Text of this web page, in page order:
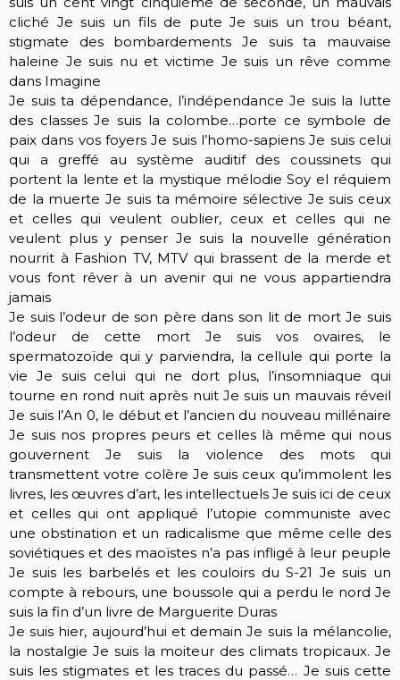
cliché Je suis un fils de pute Je suis un trou béant,
stigmate des bombardements Je suis ta mauvaise
haleine Je suis nu et victime Je suis un rêve comme
dans Imagine
Je suis ta dépendance, l’indépendance Je suis la lutte
des classes Je suis la colombe…porte ce symbole de
paix dans vos foyers Je suis l’homo-sapiens Je suis celui
qui a greffé au système auditif des coussinets qui
portent la lente et la mystique mélodie Soy el réquiem
de la muerte Je suis ta mémoire sélective Je suis ceux
et celles qui veulent oublier, ceux et celles qui ne
veulent plus y penser Je suis la nouvelle génération
nourrit à Fashion TV, MTV qui brassent de la merde et
vous font rêver à un avenir qui ne vous appartiendra
jamais
Je suis l’odeur de son père dans son lit de mort Je suis
l’odeur de cette mort Je suis vos ovaires, le
spermatozoïde qui y parviendra, la cellule qui porte la
vie Je suis celui qui ne dort plus, l’insomniaque qui
tourne en rond nuit après nuit Je suis un mauvais réveil
Je suis l’An 0, le début et l’ancien du nouveau millénaire
Je suis nos propres peurs et celles là même qui nous
gouvernent Je suis la violence des mots qui
transmettent votre colère Je suis ceux qu’immolent les
livres, les œuvres d’art, les intellectuels Je suis ici de ceux
et celles qui ont appliqué l’utopie communiste avec
une obstination et un radicalisme que même celle des
soviétiques et des maoïstes n’a pas infligé à leur peuple
Je suis les barbelés et les couloirs du S-21 Je suis un
compte à rebours, une boussole qui a perdu le nord Je
suis la fin d’un livre de Marguerite Duras
Je suis hier, aujourd’hui et demain Je suis la mélancolie,
la nostalgie Je suis la moiteur des climats tropicaux. Je
suis les stigmates et les traces du passé… Je suis cette